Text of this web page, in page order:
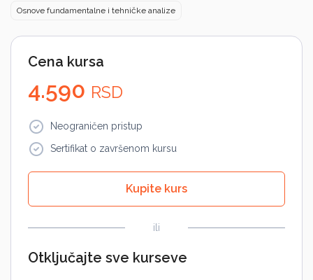
Osnove fundamentalne i tehničke analize
Cena kursa
4.590 RSD
Neograničen pristup
Sertifikat o završenom kursu
Kupite kurs
ili
Otključajte sve kurseve